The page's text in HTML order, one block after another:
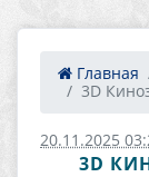
Главная
3D
20.11.2025
3D